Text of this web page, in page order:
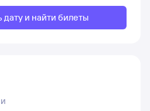
дату и найти билеты